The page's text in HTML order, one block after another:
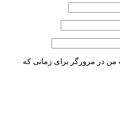
من در مرورگر برای زمانی که